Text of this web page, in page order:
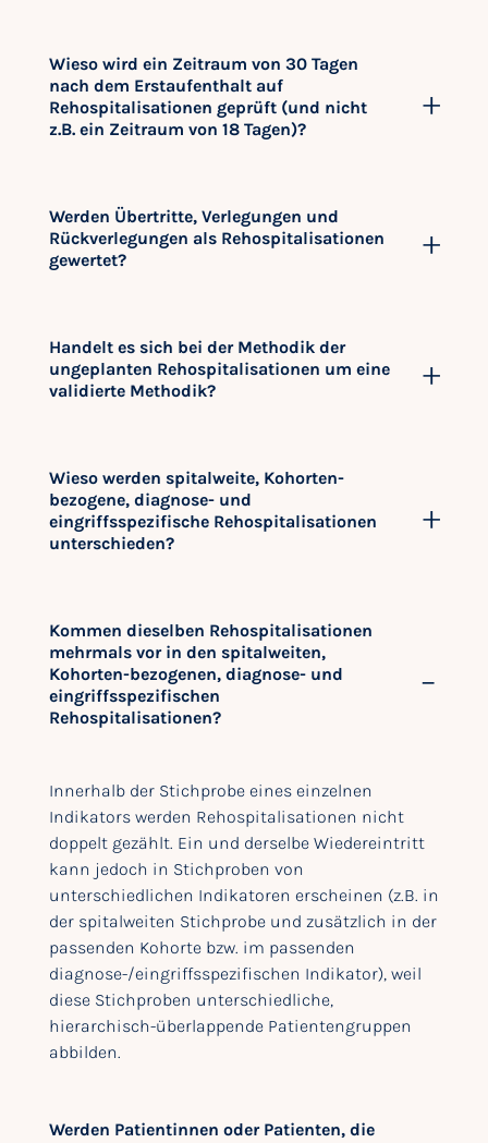
Wieso wird ein Zeitraum von 30 Tagen
nach dem Erstaufenthalt auf
Rehospitalisationen geprüft (und nicht
z.B. ein Zeitraum von 18 Tagen)?
Werden Übertritte, Verlegungen und
Rückverlegungen als Rehospitalisationen
gewertet?
Handelt es sich bei der Methodik der
ungeplanten Rehospitalisationen um eine
validierte Methodik?
Wieso werden spitalweite, Kohorten-
bezogene, diagnose- und
eingriffsspezifische Rehospitalisationen
unterschieden?
Kommen dieselben Rehospitalisationen
mehrmals vor in den spitalweiten,
Kohorten-bezogenen, diagnose- und
eingriffsspezifischen
Rehospitalisationen?
Innerhalb der Stichprobe eines einzelnen
Indikators werden Rehospitalisationen nicht
doppelt gezählt. Ein und derselbe Wiedereintritt
kann jedoch in Stichproben von
unterschiedlichen Indikatoren erscheinen (z.B. in
der spitalweiten Stichprobe und zusätzlich in der
passenden Kohorte bzw. im passenden
diagnose-/eingriffsspezifischen Indikator), weil
diese Stichproben unterschiedliche,
hierarchisch-überlappende Patientengruppen
abbilden.
Werden Patientinnen oder Patienten, die